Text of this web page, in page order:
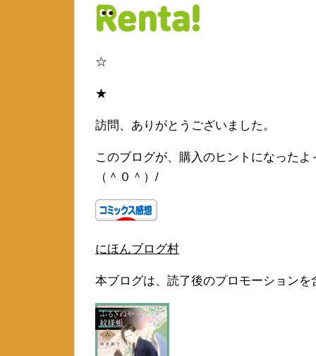
☆
★
訪問、ありがとうございました。
このブログが、購入のヒントになった
（＾０＾）/
にほんブログ村
本ブログは、読了後のプロモーションを